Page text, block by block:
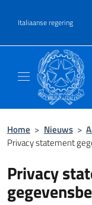
Italiaanse regering
Home > Nieuws >
Privacy statement
Privacy